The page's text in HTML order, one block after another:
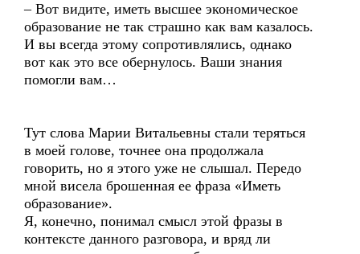
– Вот видите, иметь высшее экономическое
образование не так страшно как вам казалось.
И вы всегда этому сопротивлялись, однако
вот как это все обернулось. Ваши знания
помогли вам…
Тут слова Марии Витальевны стали теряться
в моей голове, точнее она продолжала
говорить, но я этого уже не слышал. Передо
мной висела брошенная ее фраза «Иметь
образование».
Я, конечно, понимал смысл этой фразы в
контексте данного разговора, и вряд ли